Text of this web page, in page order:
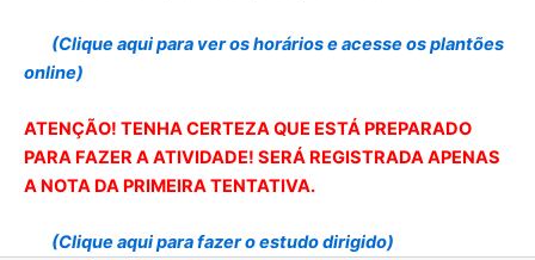
(Clique aqui para ver os horários e acesse os plantões
online)
ATENÇÃO! TENHA CERTEZA QUE ESTÁ PREPARADO
PARA FAZER A ATIVIDADE! SERÁ REGISTRADA APENAS
A NOTA DA PRIMEIRA TENTATIVA.
(Clique aqui para fazer o estudo dirigido)